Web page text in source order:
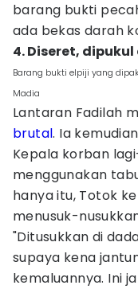
barang bukti
ada bekas darah
4. Diseret,
Barang bukti elpiji yang
Madia
Lantaran Fadilah
brutal. Ia
Kepala korban
menggunakan
hanya itu, Totok
menusuk-
"Ditusukkan di
supaya kena
kemaluannya. Ini